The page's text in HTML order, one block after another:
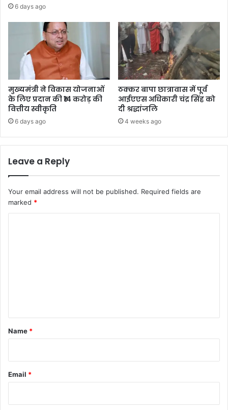
6 days ago
मुख्यमंत्री ने विकास योजनाओं
के लिए प्रदान की ₹14 करोड़ की
वित्तीय स्वीकृति
6 days ago
ठक्कर बापा छात्रावास में पूर्व
आईएएस अधिकारी चंद्र सिंह को
दी श्रद्धांजलि
4 weeks ago
Leave a Reply
Your email address will not be published. Required fields are
marked *
*
Name *
Email *